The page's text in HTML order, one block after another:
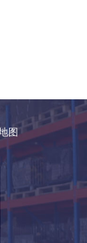
图